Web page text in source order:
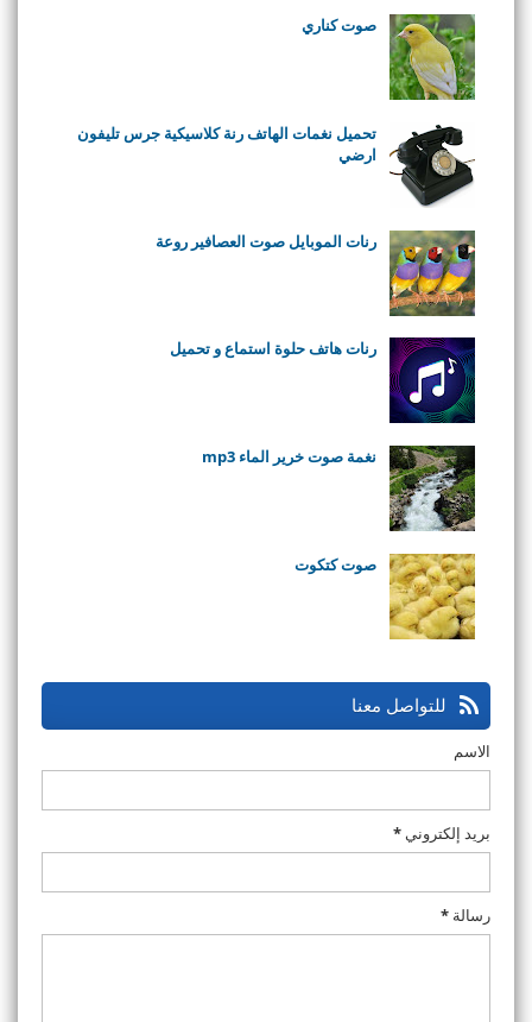
صوت كناري
تحميل نغمات الهاتف رنة كلاسيكية جرس تليفون
ارضي
رنات الموبايل صوت العصافير روعة
رنات هاتف حلوة استماع و تحميل
نغمة صوت خرير الماء mp3
صوت كتكوت
للتواصل معنا
الاسم
بريد إلكتروني*
رسالة *